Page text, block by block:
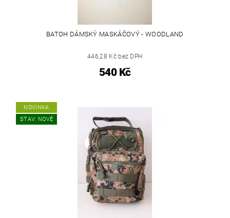
BATOH DÁMSKÝ MASKÁČOVÝ - WOODLAND
446,28 Kč bez DPH
540 Kč
NOVINKA
STAV: NOVÉ